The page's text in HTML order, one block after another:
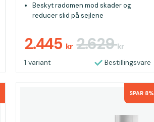
Beskyt radomen mod skader og
reducer slid på sejlene
2.445 kr 2.629kr
1 variant Bestillingsvare
SPAR 8%